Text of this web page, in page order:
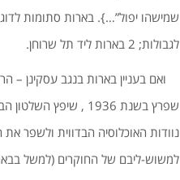
לגבולות; 2 בארות ליד תל שרוחן.
ואם בעניין בארות בנגב עסקינן –
שפרץ בשנת 1936 ,
נוודות האוכלוסיה הבדווית ולשפר
למשוש-ליבם של החוקרים (למשל